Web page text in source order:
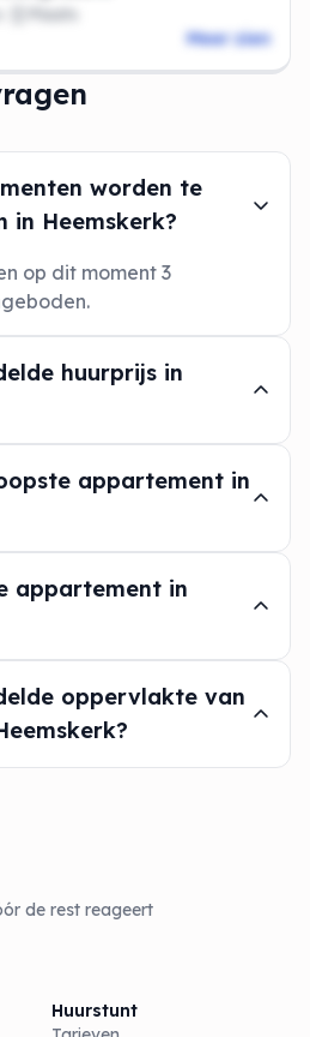
Plaats
Meer zien
worden te
in Heemskerk?
op dit moment 3
huurprijs in
appartement in
appartement in
oppervlakte van
de rest reageert
Huurstunt